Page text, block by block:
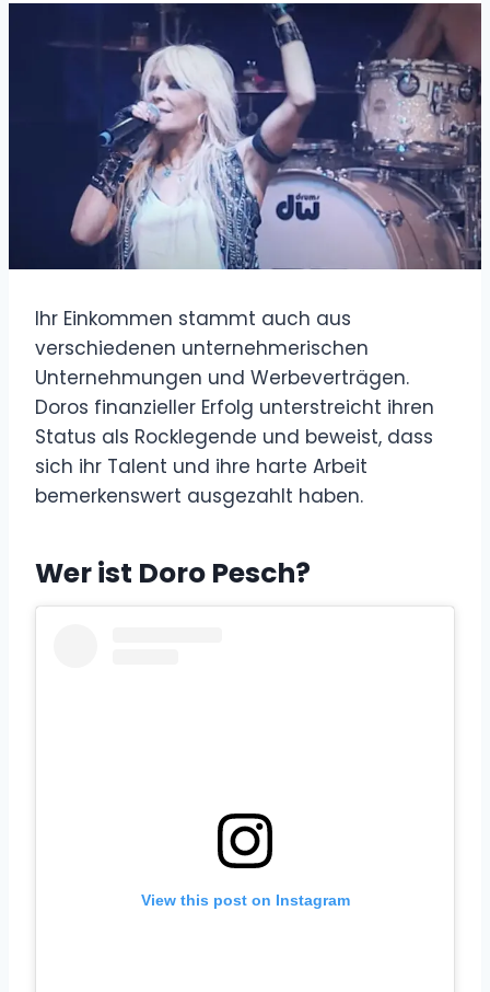
Ihr Einkommen stammt auch aus
verschiedenen unternehmerischen
Unternehmungen und Werbeverträgen.
Doros finanzieller Erfolg unterstreicht ihren
Status als Rocklegende und beweist, dass
sich ihr Talent und ihre harte Arbeit
bemerkenswert ausgezahlt haben.
Wer ist Doro Pesch?
View this post on Instagram